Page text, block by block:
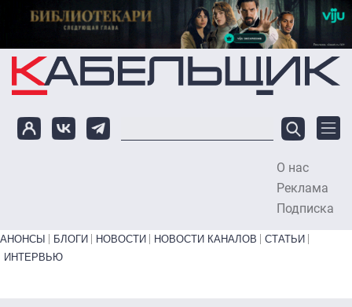
Перейти к основному содержанию
О нас
Реклама
Подписка
Primary links bottom
АНОНСЫ БЛОГИ НОВОСТИ НОВОСТИ КАНАЛОВ
СТАТЬИ
ИНТЕРВЬЮ